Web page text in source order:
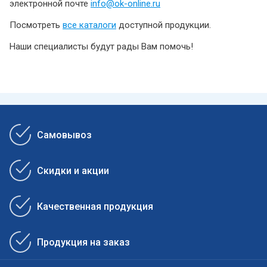
электронной почте info@ok-online.ru
Посмотреть все каталоги доступной продукции.
Наши специалисты будут рады Вам помочь!
Самовывоз
Скидки и акции
Качественная продукция
Продукция на заказ